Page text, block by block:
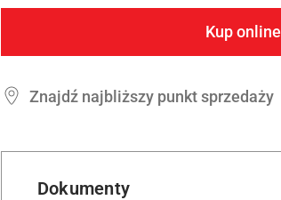
Kup online
Znajdź najbliższy punkt sprzedaży
Dokumenty